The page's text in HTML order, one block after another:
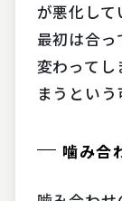
が悪化して
最初は合っ
変わってし
まうという
噛み合